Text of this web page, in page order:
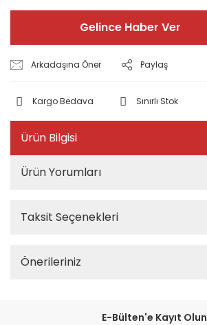
Gelince Haber Ver
Arkadaşına Öner Paylaş
Kargo Bedava Sınırlı Stok
Ürün Bilgisi
Ürün Yorumları
Taksit Seçenekleri
Önerileriniz
E-Bülten'e Kayıt Olun